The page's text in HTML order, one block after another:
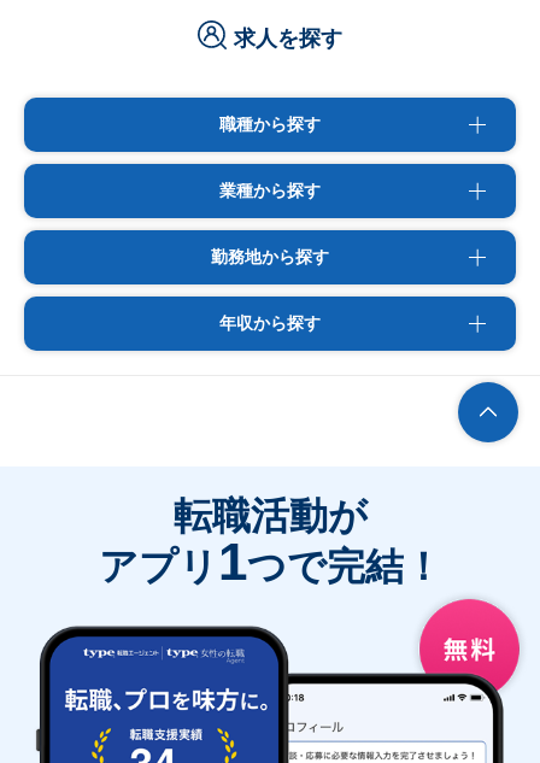
求人を探す
職種から探す
業種から探す
勤務地から探す
年収から探す
転職活動が
アプリ 1つで完結！